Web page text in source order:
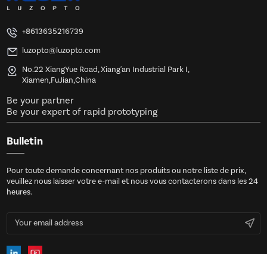
+8613635216739
luzopto@luzopto.com
No.22 XiangYue Road, Xiang'an Industrial Park I,
Xiamen,FuJian,China
Be your partner
Be your expert of rapid prototyping
Bulletin
Pour toute demande concernant nos produits ou notre liste de prix,
veuillez nous laisser votre e-mail et nous vous contacterons dans les 24
heures.